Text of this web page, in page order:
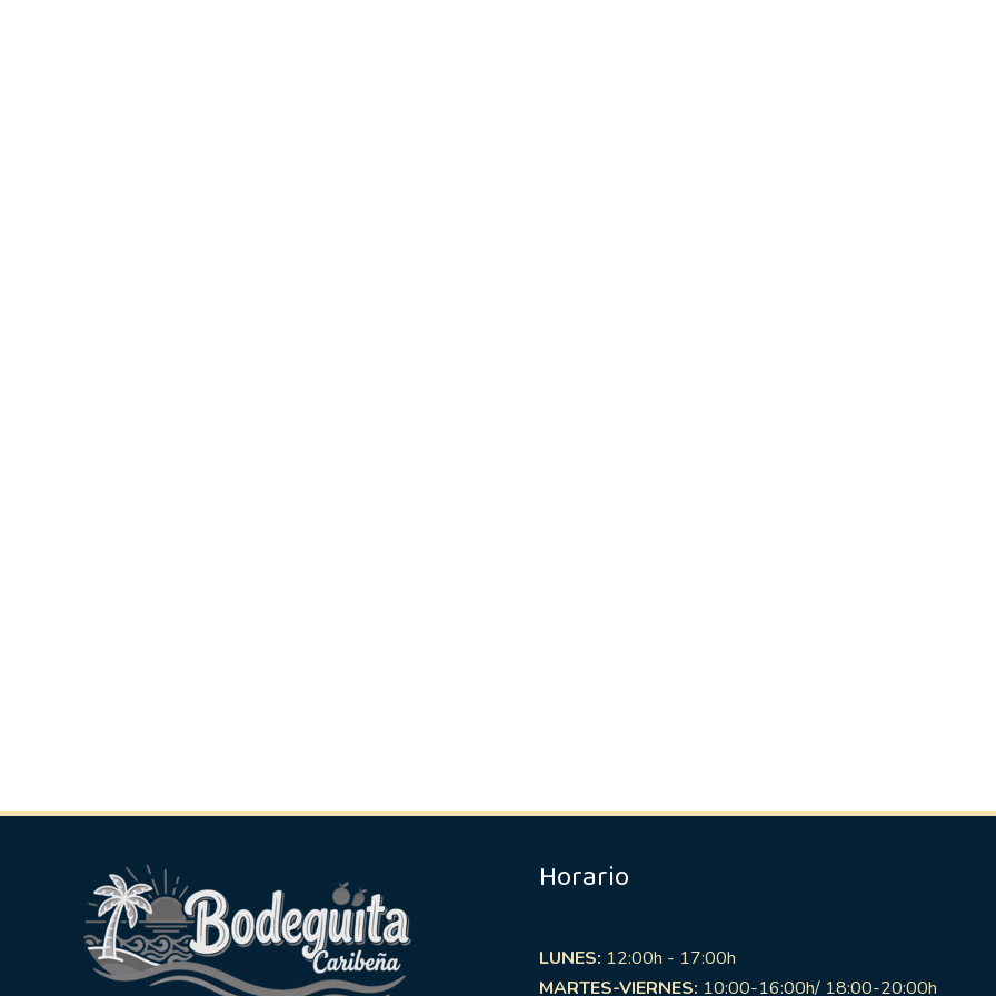
Horario
LUNES: 12:00h - 17:00h
MARTES-VIERNES: 10:00-16:00h/ 18:00-20:00h